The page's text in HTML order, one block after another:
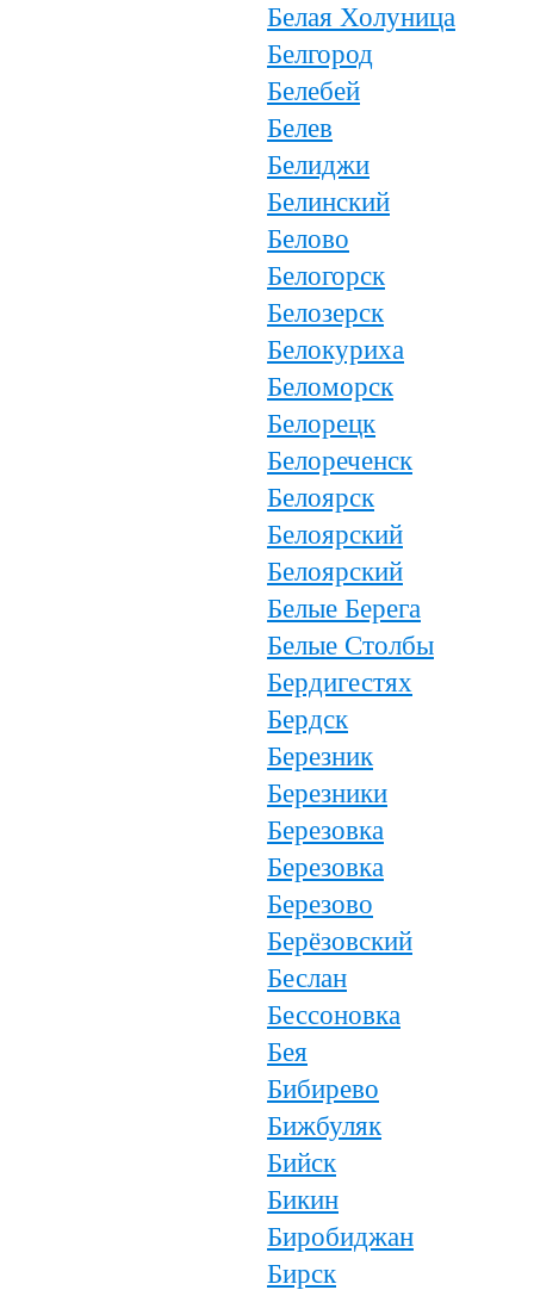
Белая Холуница
Белгород
Белебей
Белев
Белиджи
Белинский
Белово
Белогорск
Белозерск
Белокуриха
Беломорск
Белорецк
Белореченск
Белоярск
Белоярский
Белоярский
Белые Берега
Белые Столбы
Бердигестях
Бердск
Березник
Березники
Березовка
Березовка
Березово
Берёзовский
Беслан
Бессоновка
Бея
Бибирево
Бижбуляк
Бийск
Бикин
Биробиджан
Бирск